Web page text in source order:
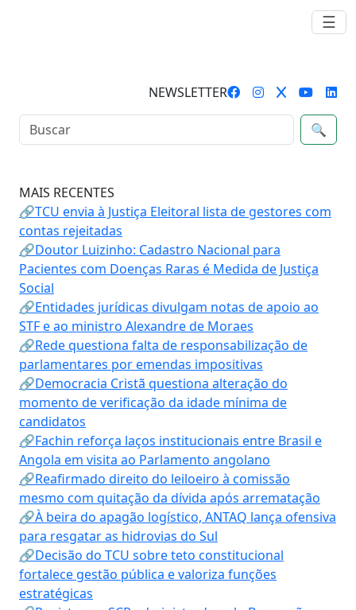
☰
NEWSLETTER
🔍
MAIS RECENTES
🔗TCU envia à Justiça Eleitoral lista de gestores com
contas rejeitadas
🔗Doutor Luizinho: Cadastro Nacional para
Pacientes com Doenças Raras é Medida de Justiça
Social
🔗Entidades jurídicas divulgam notas de apoio ao
STF e ao ministro Alexandre de Moraes
🔗Rede questiona falta de responsabilização de
parlamentares por emendas impositivas
🔗Democracia Cristã questiona alteração do
momento de verificação da idade mínima de
candidatos
🔗Fachin reforça laços institucionais entre Brasil e
Angola em visita ao Parlamento angolano
🔗Reafirmado direito do leiloeiro à comissão
mesmo com quitação da dívida após arrematação
🔗À beira do apagão logístico, ANTAQ lança ofensiva
para resgatar as hidrovias do Sul
🔗Decisão do TCU sobre teto constitucional
fortalece gestão pública e valoriza funções
estratégicas